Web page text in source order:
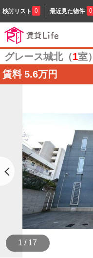
検討リスト 0 最近見た物件 0
グレース城北（1室）
賃料 5.6万円
1 / 17